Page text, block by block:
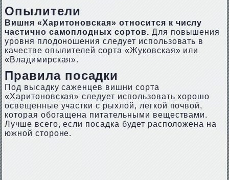
Опылители
Вишня «Харитоновская» относится к числу
частично самоплодных сортов. Для повышения
уровня плодоношения следует использовать в
качестве опылителей сорта «Жуковская» или
«Владимирская».
Правила посадки
Под высадку саженцев вишни сорта
«Харитоновская» следует использовать хорошо
освещенные участки с рыхлой, легкой почвой,
которая обогащена питательными веществами.
Лучше всего, если посадка будет расположена на
южной стороне.